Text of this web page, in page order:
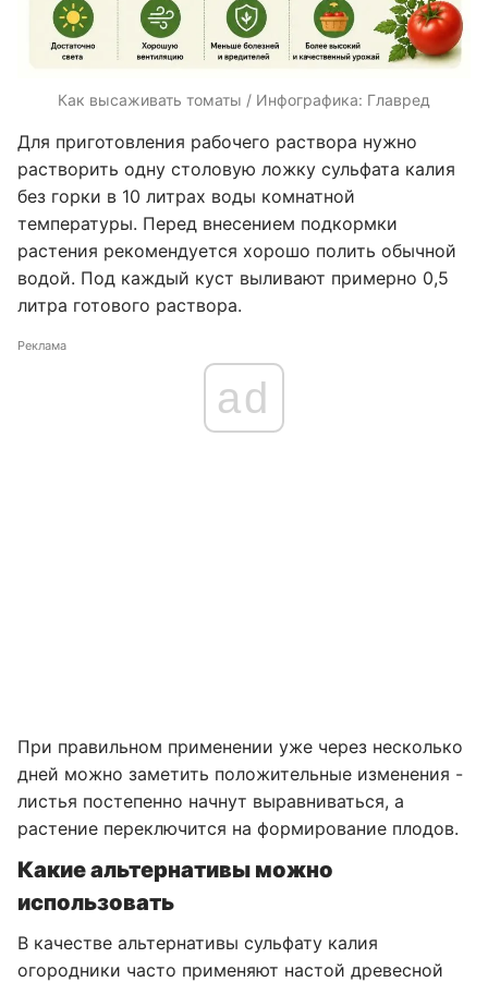
Как высаживать томаты / Инфографика: Главред
Для приготовления рабочего раствора нужно
растворить одну столовую ложку сульфата калия
без горки в 10 литрах воды комнатной
температуры. Перед внесением подкормки
растения рекомендуется хорошо полить обычной
водой. Под каждый куст выливают примерно 0,5
литра готового раствора.
Реклама
ad
При правильном применении уже через несколько
дней можно заметить положительные изменения -
листья постепенно начнут выравниваться, а
растение переключится на формирование плодов.
Какие альтернативы можно
использовать
В качестве альтернативы сульфату калия
огородники часто применяют настой древесной